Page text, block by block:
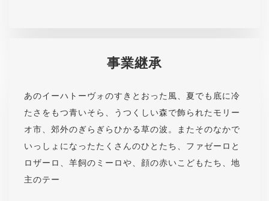
事業継承
あのイーハトーヴォのすきとおった風、夏でも底に冷
たさをもつ青いそら、うつくしい森で飾られたモリー
オ市、郊外のぎらぎらひかる草の波。またそのなかで
いっしょになったたくさんのひとたち、ファゼーロと
ロザーロ、羊飼のミーロや、顔の赤いこどもたち、地
主のテー